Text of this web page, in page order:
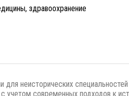
здравоохранение
неисторических
учетом современных подходов к